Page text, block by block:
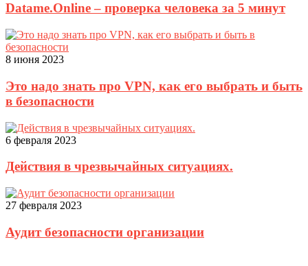
Datame.Online – проверка человека за 5 минут
8 июня 2023
Это надо знать про VPN, как его выбрать и быть
в безопасности
6 февраля 2023
Действия в чрезвычайных ситуациях.
27 февраля 2023
Аудит безопасности организации